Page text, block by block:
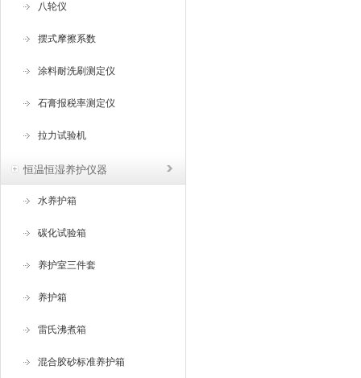
八轮仪
摆式摩擦系数
涂料耐洗刷测定仪
石膏报税率测定仪
拉力试验机
恒温恒湿养护仪器
水养护箱
碳化试验箱
养护室三件套
养护箱
雷氏沸煮箱
混合胶砂标准养护箱